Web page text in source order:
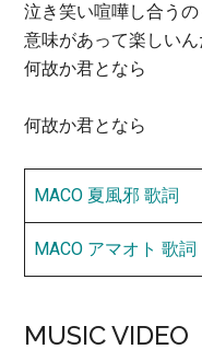
泣き笑い喧嘩し合うの
意味があって楽しいん
何故か君となら
何故か君となら
MACO 夏風邪 歌詞
MACO アマオト 歌詞
MUSIC VIDEO